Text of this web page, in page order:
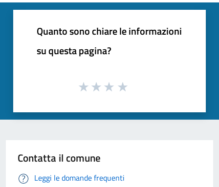
Quanto sono chiare le informazioni
su questa pagina?
Contatta il comune
Leggi le domande frequenti